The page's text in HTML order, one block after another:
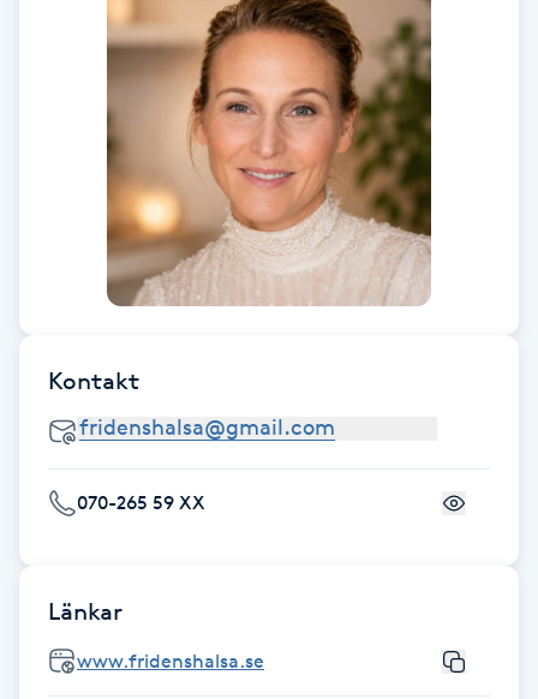
Gua Sha-massage
Hatha Yoga
HIFU
Hot yoga
Kontakt
070-265 59 XX
Länkar
www.fridenshalsa.se